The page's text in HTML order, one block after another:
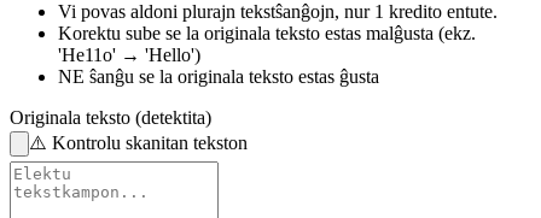
Vi povas aldoni plurajn tekstŝanĝojn, nur 1 kredito entute.
Korektu sube se la originala teksto estas malĝusta (ekz.
'He11o' → 'Hello')
NE ŝanĝu se la originala teksto estas ĝusta
Originala teksto (detektita)
⚠️ Kontrolu skanitan tekston